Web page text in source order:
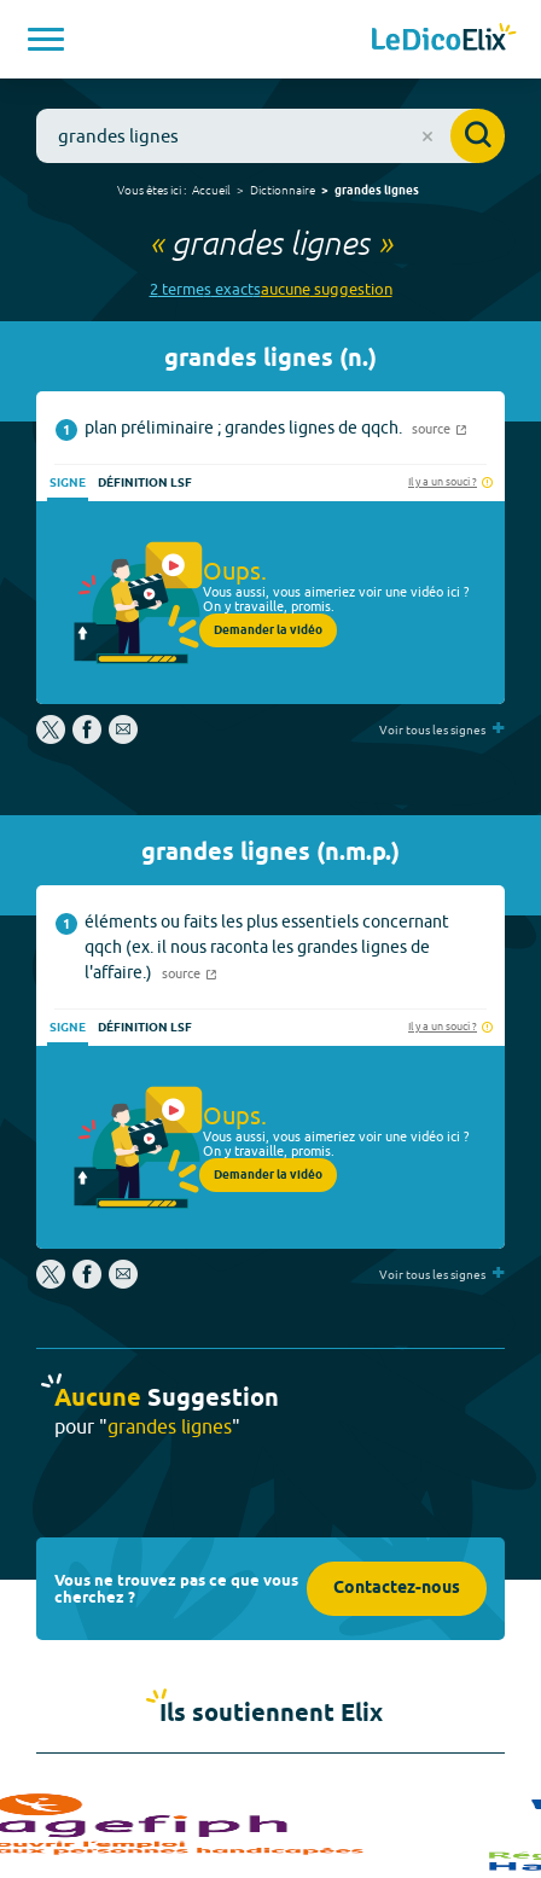
Vous êtes ici : Accueil Dictionnaire grandes lignes
« grandes lignes»
2 termesexactsaucunesuggestion
grandes lignes (n.)
1 plan préliminaire ; grandes lignes de qqch. source
SIGNE DÉFINITION LSF Il y a un souci ?
Oups.
Vous aussi, vous aimeriez voir une vidéo ici ?
On y travaille, promis.
Demander la vidéo
Voir tous les signes +
grandes lignes (n.m.p.)
1
éléments ou faits les plus essentiels concernant
qqch (ex. il nous raconta les grandes lignes de
l'affaire.)
source
SIGNE DÉFINITION LSF Il y a un souci ?
Oups.
Vous aussi, vous aimeriez voir une vidéo ici ?
On y travaille, promis.
Demander la vidéo
Voir tous les signes +
Aucune Suggestion
pour "grandes lignes"
Vous ne trouvez pas ce que vous
cherchez ? Contactez-nous
Ils soutiennent Elix